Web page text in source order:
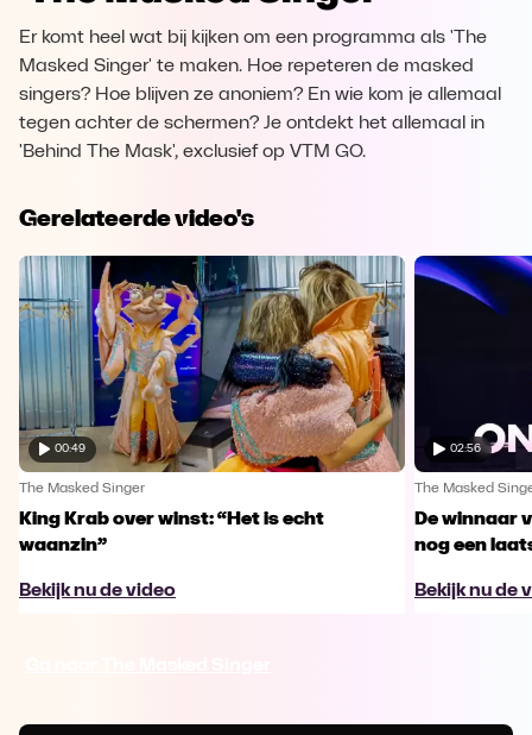
Er komt heel wat bij kijken om een programma als 'The
Masked Singer' te maken. Hoe repeteren de masked
singers? Hoe blijven ze anoniem? En wie kom je allemaal
tegen achter de schermen? Je ontdekt het allemaal in
'Behind The Mask', exclusief op VTM GO.
Gerelateerde video's
00:49
The Masked Singer
King Krab over winst: “Het is echt
waanzin”
Bekijk nu de video
02:56
The Masked
De winnaar
nog een
Bekijk nu de